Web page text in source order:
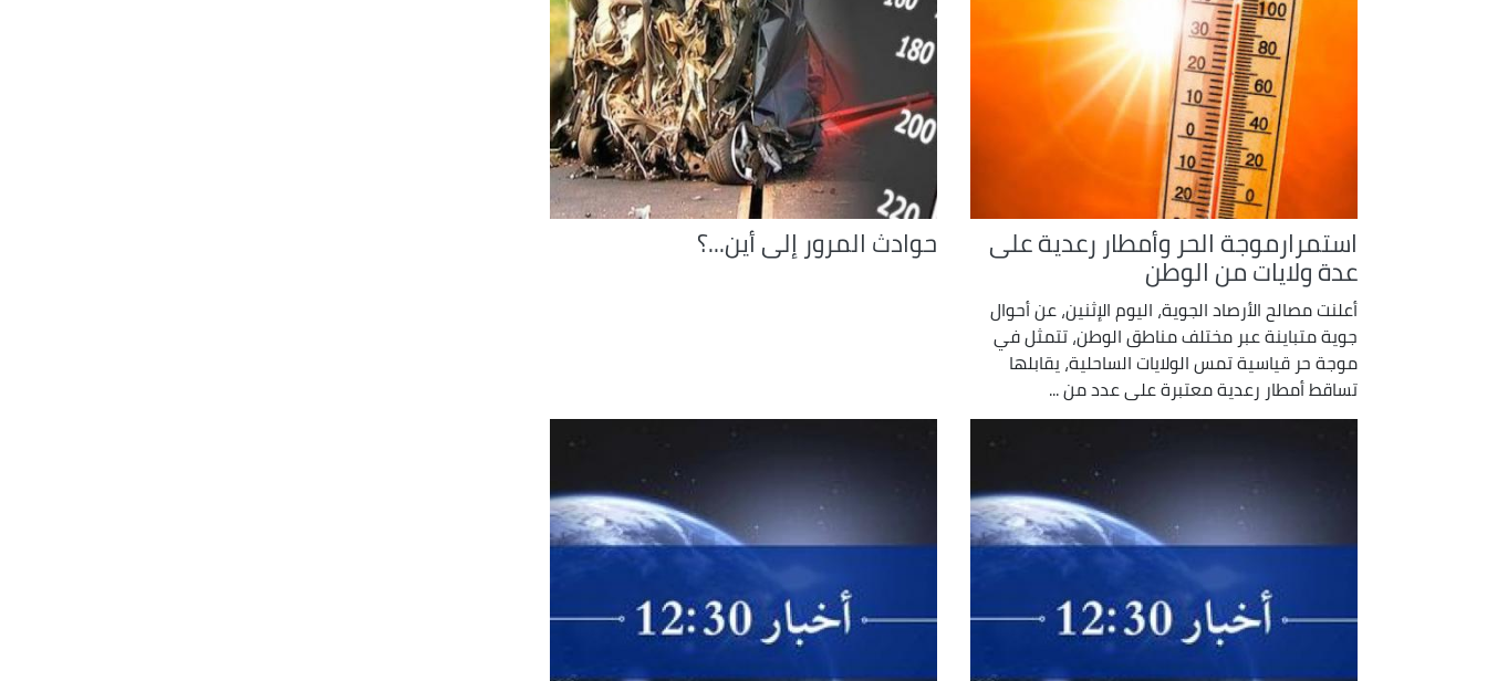
استمرارموجة الحر وأمطار رعدية على
عدة ولايات من الوطن
أعلنت مصالح الأرصاد الجوية، اليوم الإثنين، عن أحوال
جوية متباينة عبر مختلف مناطق الوطن، تتمثل في
موجة حر قياسية تمس الولايات الساحلية، يقابلها
تساقط أمطار رعدية معتبرة على عدد من ...
حوادث المرور إلى أين...؟